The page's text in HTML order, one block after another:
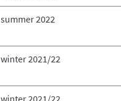
summer 2022
winter 2021/22
winter 2021/22